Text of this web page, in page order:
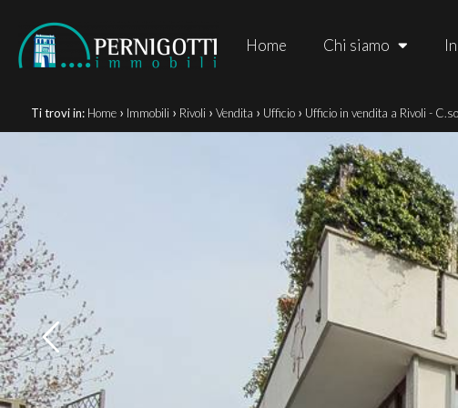
Home Chi siamo
Ti trovi in: Home › Immobili › Rivoli › Vendita › Ufficio › Ufficio in vendita a Rivoli -